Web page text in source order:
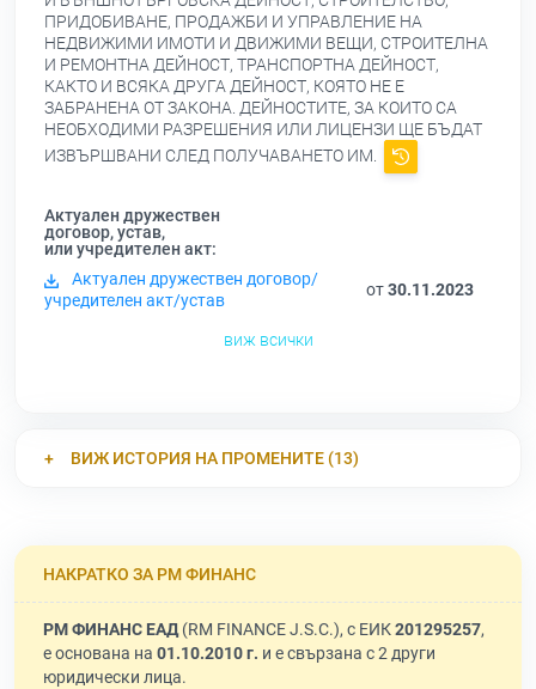
ПРИДОБИВАНЕ, ПРОДАЖБИ И УПРАВЛЕНИЕ НА
НЕДВИЖИМИ ИМОТИ И ДВИЖИМИ ВЕЩИ, СТРОИТЕЛНА
И РЕМОНТНА ДЕЙНОСТ, ТРАНСПОРТНА ДЕЙНОСТ,
КАКТО И ВСЯКА ДРУГА ДЕЙНОСТ, КОЯТО НЕ Е
ЗАБРАНЕНА ОТ ЗАКОНА. ДЕЙНОСТИТЕ, ЗА КОИТО СА
НЕОБХОДИМИ РАЗРЕШЕНИЯ ИЛИ ЛИЦЕНЗИ ЩЕ БЪДАТ
ИЗВЪРШВАНИ СЛЕД ПОЛУЧАВАНЕТО ИМ.
Актуален дружествен
договор, устав,
или учредителен акт:
Актуален дружествен договор/
учредителен акт/устав
от30.11.2023
виж всички
ВИЖ ИСТОРИЯ НА ПРОМЕНИТЕ (13)
НАКРАТКО ЗА РМ ФИНАНС
РМ ФИНАНС ЕАД(RM FINANCE J.S.C.), с ЕИК201295257,
е основана на 01.10.2010 г. и е свързана с 2 други
юридически лица.